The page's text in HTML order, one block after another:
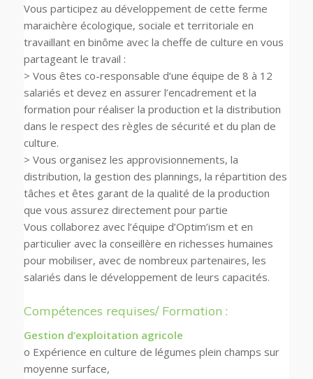
Vous participez au développement de cette ferme
maraichère écologique, sociale et territoriale en
travaillant en binôme avec la cheffe de culture en vous
partageant le travail :
> Vous êtes co-responsable d’une équipe de 8 à 12
salariés et devez en assurer l’encadrement et la
formation pour réaliser la production et la distribution
dans le respect des règles de sécurité et du plan de
culture.
> Vous organisez les approvisionnements, la
distribution, la gestion des plannings, la répartition des
tâches et êtes garant de la qualité de la production
que vous assurez directement pour partie
Vous collaborez avec l’équipe d’Optim’ism et en
particulier avec la conseillère en richesses humaines
pour mobiliser, avec de nombreux partenaires, les
salariés dans le développement de leurs capacités.
Compétences requises/ Formation :
Gestion d’exploitation agricole
o Expérience en culture de légumes plein champs sur
moyenne surface,